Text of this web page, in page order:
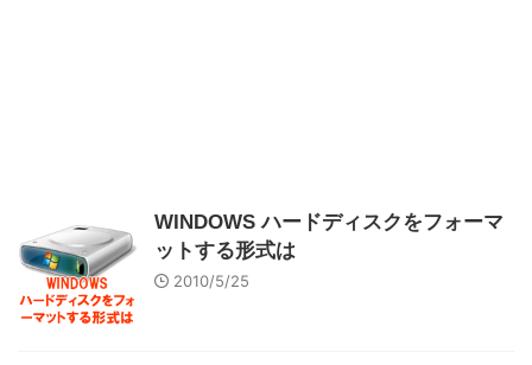
WINDOWS ハードディスクをフォーマ
ットする形式は
2010/5/25